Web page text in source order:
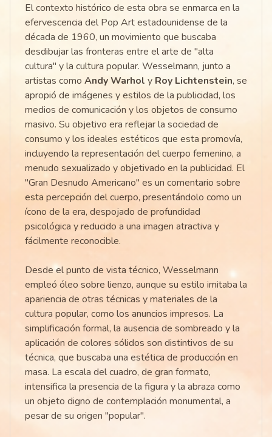
El contexto histórico de esta obra se enmarca en la
efervescencia del Pop Art estadounidense de la
década de 1960, un movimiento que buscaba
desdibujar las fronteras entre el arte de "alta
cultura" y la cultura popular. Wesselmann, junto a
artistas como Andy Warhol y Roy Lichtenstein, se
apropió de imágenes y estilos de la publicidad, los
medios de comunicación y los objetos de consumo
masivo. Su objetivo era reflejar la sociedad de
consumo y los ideales estéticos que esta promovía,
incluyendo la representación del cuerpo femenino, a
menudo sexualizado y objetivado en la publicidad. El
"Gran Desnudo Americano" es un comentario sobre
esta percepción del cuerpo, presentándolo como un
ícono de la era, despojado de profundidad
psicológica y reducido a una imagen atractiva y
fácilmente reconocible.
Desde el punto de vista técnico, Wesselmann
empleó óleo sobre lienzo, aunque su estilo imitaba la
apariencia de otras técnicas y materiales de la
cultura popular, como los anuncios impresos. La
simplificación formal, la ausencia de sombreado y la
aplicación de colores sólidos son distintivos de su
técnica, que buscaba una estética de producción en
masa. La escala del cuadro, de gran formato,
intensifica la presencia de la figura y la abraza como
un objeto digno de contemplación monumental, a
pesar de su origen "popular".